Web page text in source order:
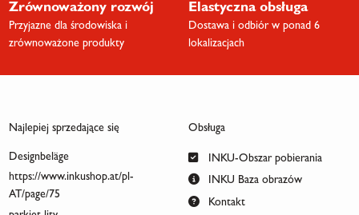
Zrównoważony rozwój
Przyjazne dla środowiska i
zrównoważone produkty
Elastyczna obsługa
Dostawa i odbiór w ponad 6
lokalizacjach
Najlepiej sprzedające się
Designbeläge
https://www.inkushop.at/pl-
AT/page/75
Obsługa
INKU-Obszar pobierania
INKU Baza obrazów
Kontakt